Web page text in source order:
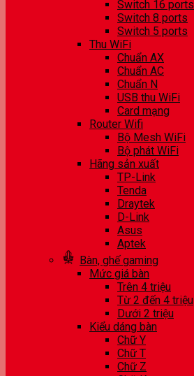
Switch 16 ports
Switch 8 ports
Switch 5 ports
Thu WiFi
Chuẩn AX
Chuẩn AC
Chuẩn N
USB thu WiFi
Card mạng
Router Wifi
Bộ Mesh WiFi
Bộ phát WiFi
Hãng sản xuất
TP-Link
Tenda
Draytek
D-Link
Asus
Aptek
Bàn, ghế gaming
Mức giá bàn
Trên 4 triệu
Từ 2 đến 4 triệu
Dưới 2 triệu
Kiểu dáng bàn
Chữ Y
Chữ T
Chữ Z